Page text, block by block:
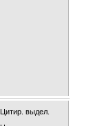
Цитир. выдел.